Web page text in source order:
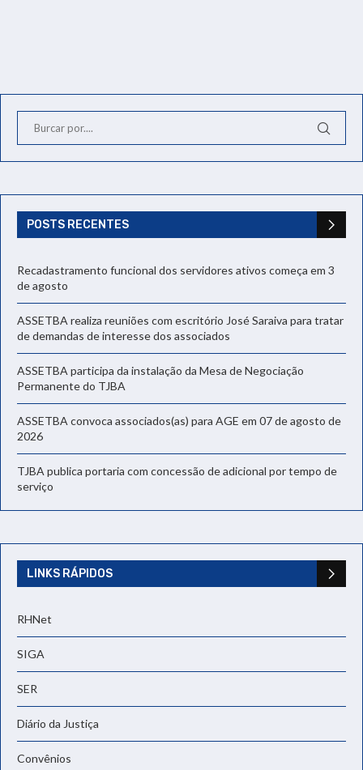
POSTS RECENTES
Recadastramento funcional dos servidores ativos começa em 3
de agosto
ASSETBA realiza reuniões com escritório José Saraiva para tratar
de demandas de interesse dos associados
ASSETBA participa da instalação da Mesa de Negociação
Permanente do TJBA
ASSETBA convoca associados(as) para AGE em 07 de agosto de
2026
TJBA publica portaria com concessão de adicional por tempo de
serviço
LINKS RÁPIDOS
RHNet
SIGA
SER
Diário da Justiça
Convênios